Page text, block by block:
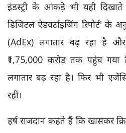
इंडस्ट्री के आंकड़े भी यही
डिजिटल ऐडवर्टाइजिंग रिपोर्ट' के
(AdEx) लगातार बढ़ रहा है
₹1,75,000 करोड़ तक पहुंच
लगातार बढ़ रहा है। फिर भी
रहीं।
हर्ष राजदान कहते हैं कि खासकर